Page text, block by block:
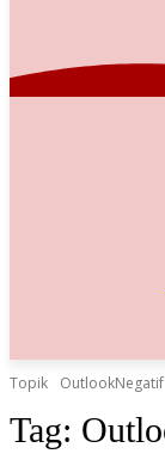
Topik OutlookNegatif
Tag: